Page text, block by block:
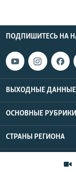
ПОДПИШИТЕСЬ НА
ВЫХОДНЫЕ ДАННЫЕ
ОСНОВНЫЕ РУБРИКИ
СТРАНЫ РЕГИОНА
Азаттык